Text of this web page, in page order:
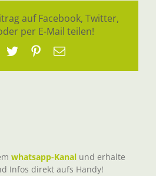
auf Facebook, Twitter,
per E-Mail teilen!
Facebook
TwitterPinterest
E-
whatsapp-Kanal und erhalte
Infos direkt aufs Handy!